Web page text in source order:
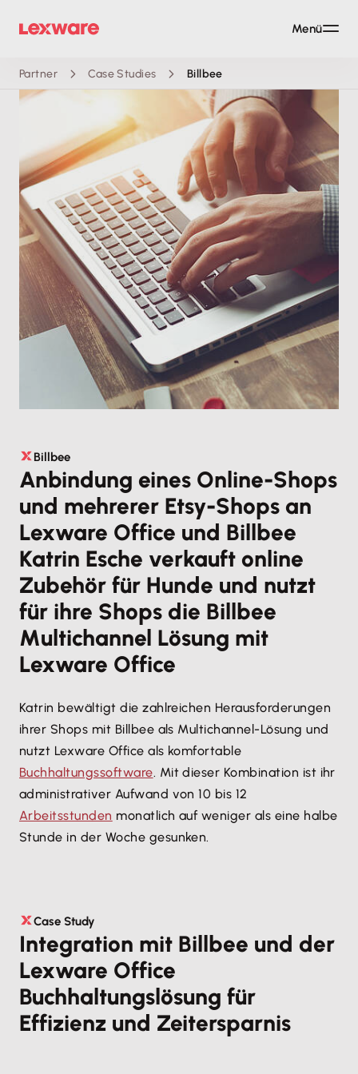
Partner Case Studies Billbee
Billbee
Anbindung eines Online-Shops
und mehrerer Etsy-Shops an
Lexware Office und Billbee
Katrin Esche verkauft online
Zubehör für Hunde und nutzt
für ihre Shops die Billbee
Multichannel Lösung mit
Lexware Office
Katrin bewältigt die zahlreichen Herausforderungen
ihrer Shops mit Billbee als Multichannel-Lösung und
nutzt Lexware Office als komfortable
Buchhaltungssoftware. Mit dieser Kombination ist ihr
administrativer Aufwand von 10 bis 12
Arbeitsstunden monatlich auf weniger als eine halbe
Stunde in der Woche gesunken.
Case Study
Integration mit Billbee und der
Lexware Office
Buchhaltungslösung für
Effizienz und Zeitersparnis
Menü